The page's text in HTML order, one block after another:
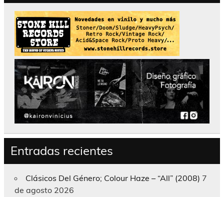
Entradas recientes
Clásicos Del Género; Colour Haze – “All” (2008) 7
de agosto 2026